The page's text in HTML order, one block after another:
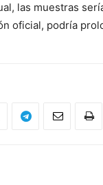
las muestras
oficial, podría